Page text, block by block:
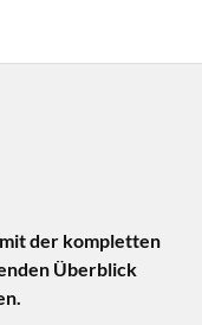
mit der kompletten
Überblick